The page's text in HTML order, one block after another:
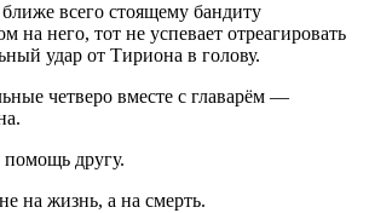
всего стоящему бандиту
на него, тот не успевает отреагировать
удар от Тириона в голову.
четверо вместе с главарём —
другу.
на жизнь, а на смерть.